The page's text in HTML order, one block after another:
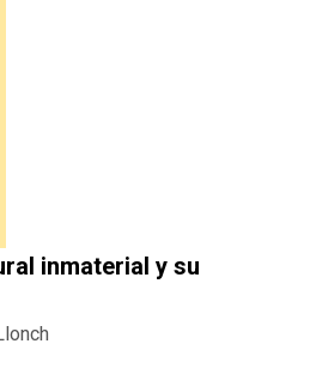
inmaterial y su